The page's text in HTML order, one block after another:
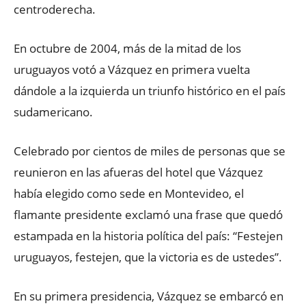
centroderecha.
En octubre de 2004, más de la mitad de los
uruguayos votó a Vázquez en primera vuelta
dándole a la izquierda un triunfo histórico en el país
sudamericano.
Celebrado por cientos de miles de personas que se
reunieron en las afueras del hotel que Vázquez
había elegido como sede en Montevideo, el
flamante presidente exclamó una frase que quedó
estampada en la historia política del país: “Festejen
uruguayos, festejen, que la victoria es de ustedes”.
En su primera presidencia, Vázquez se embarcó en